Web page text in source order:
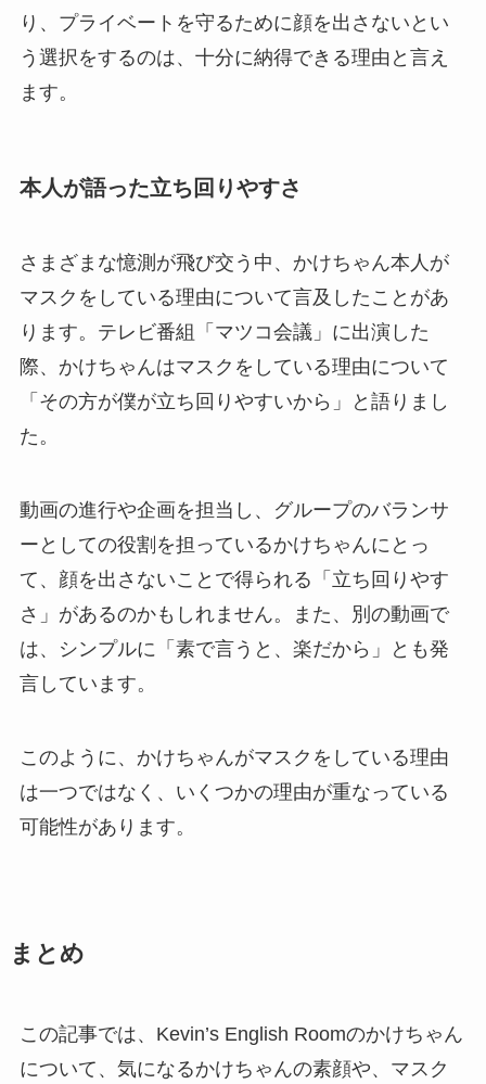
り、プライベートを守るために顔を出さないとい
う選択をするのは、十分に納得できる理由と言え
ます。
本人が語った立ち回りやすさ
さまざまな憶測が飛び交う中、かけちゃん本人が
マスクをしている理由について言及したことがあ
ります。テレビ番組「マツコ会議」に出演した
際、かけちゃんはマスクをしている理由について
「その方が僕が立ち回りやすいから」と語りまし
た。
動画の進行や企画を担当し、グループのバランサ
ーとしての役割を担っているかけちゃんにとっ
て、顔を出さないことで得られる「立ち回りやす
さ」があるのかもしれません。また、別の動画で
は、シンプルに「素で言うと、楽だから」とも発
言しています。
このように、かけちゃんがマスクをしている理由
は一つではなく、いくつかの理由が重なっている
可能性があります。
まとめ
この記事では、Kevin’s English Roomのかけちゃん
について、気になるかけちゃんの素顔や、マスク